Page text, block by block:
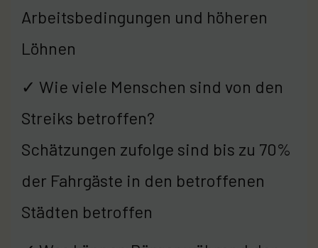
Arbeitsbedingungen und höheren
Löhnen
✓ Wie viele Menschen sind von den
Streiks betroffen?
Schätzungen zufolge sind bis zu 70%
der Fahrgäste in den betroffenen
Städten betroffen